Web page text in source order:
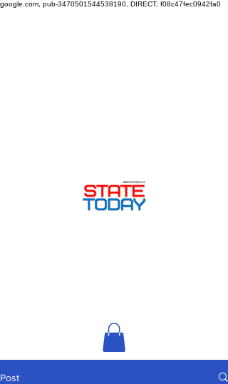
google.com, pub-3470501544538190, DIRECT, f08c47fec0942fa0
Post